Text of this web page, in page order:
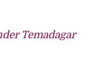
Temadagar